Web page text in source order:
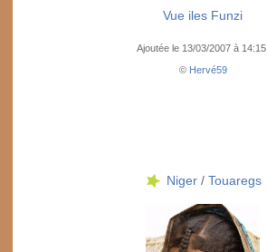
Vue iles Funzi
Ajoutée le 13/03/2007 à 14:15
© Hervé59
Niger/ Touaregs